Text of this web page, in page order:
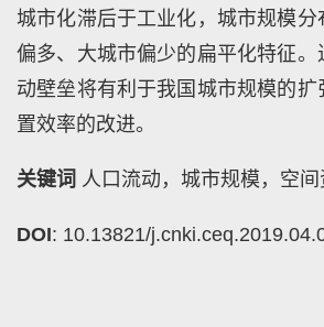
城市化滞后于工业化，城市规模分
偏多、大城市偏少的扁平化特征
动壁垒将有利于我国城市规模的
置效率的改进。
关键词 人口流动，城市规模，空
DOI: 10.13821/